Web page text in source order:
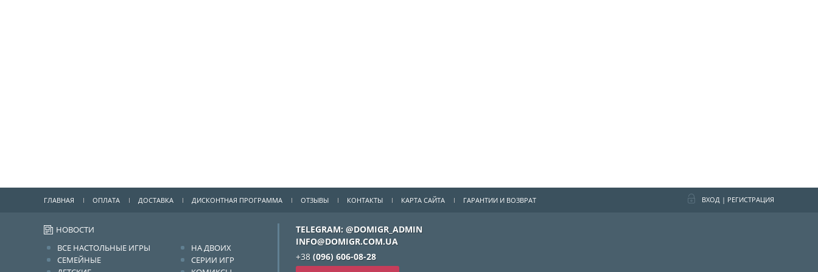
ГЛАВНАЯ ОПЛАТА ДОСТАВКА ДИСКОНТНАЯ ПРОГРАММА ОТЗЫВЫ КОНТАКТЫ КАРТА САЙТА ГАРАНТИИ И ВОЗВРАТ ВХОД | РЕГИСТРАЦИЯ
НОВОСТИ
ВСЕ НАСТОЛЬНЫЕ ИГРЫ
СЕМЕЙНЫЕ
НА ДВОИХ
СЕРИИ ИГР
TELEGRAM: @DOMIGR_ADMIN
INFO@DOMIGR.COM.UA
+38 (096) 606-08-28